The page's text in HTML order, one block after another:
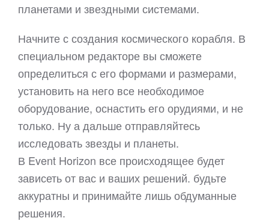
планетами и звездными системами.
Начните с создания космического корабля. В
специальном редакторе вы сможете
определиться с его формами и размерами,
установить на него все необходимое
оборудование, оснастить его орудиями, и не
только. Ну а дальше отправляйтесь
исследовать звезды и планеты.
В Event Horizon все происходящее будет
зависеть от вас и ваших решений. будьте
аккуратны и принимайте лишь обдуманные
решения.